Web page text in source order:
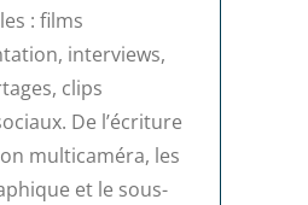
: films
interviews,
clips
De l’écriture
multicaméra, les
et le sous-